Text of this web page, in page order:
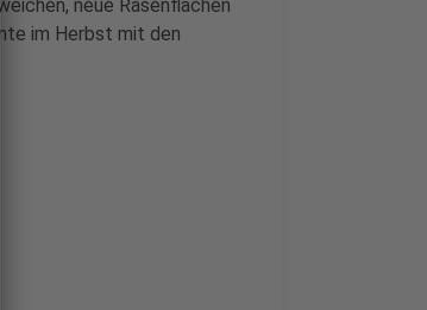
neue Rasenflächen
im Herbst mit den